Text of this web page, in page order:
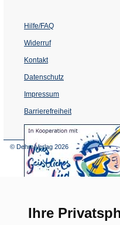
Ihre
Hilfe/FAQ
Widerruf
Kontakt
Datenschutz
Impressum
Barrierefreiheit
© Dehm Verlag 2026